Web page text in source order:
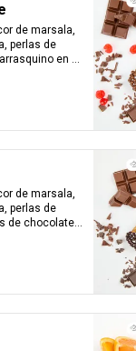
de marsala,
perlas de
en
de marsala,
perlas de
de chocolate